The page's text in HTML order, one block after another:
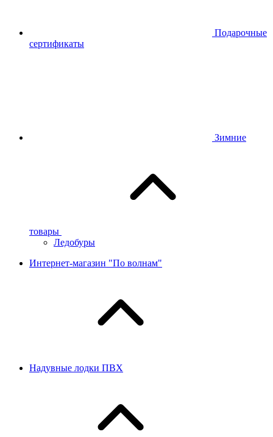
Подарочные
сертификаты
Зимние
товары
Ледобуры
Интернет-магазин "По волнам"
Надувные лодки ПВХ